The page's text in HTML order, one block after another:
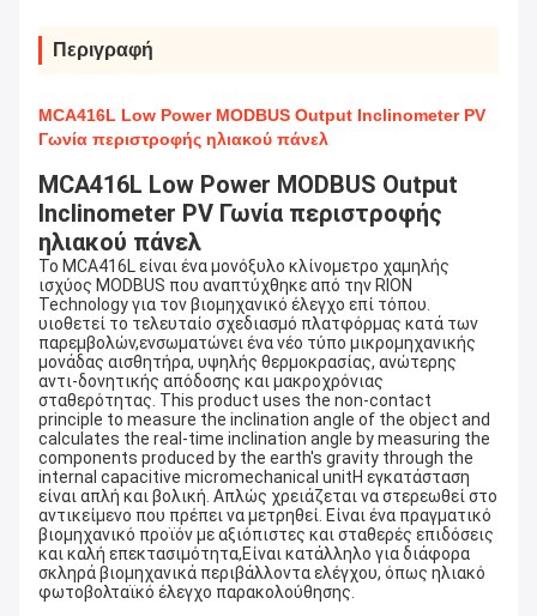
Περιγραφή
MCA416L Low Power MODBUS Output Inclinometer PV
Γωνία περιστροφής ηλιακού πάνελ
MCA416L Low Power MODBUS Output
Inclinometer PV Γωνία περιστροφής
ηλιακού πάνελ
Το MCA416L είναι ένα μονόξυλο κλίνομετρο χαμηλής
ισχύος MODBUS που αναπτύχθηκε από την RION
Technology για τον βιομηχανικό έλεγχο επί τόπου.
υιοθετεί το τελευταίο σχεδιασμό πλατφόρμας κατά των
παρεμβολών,ενσωματώνει ένα νέο τύπο μικρομηχανικής
μονάδας αισθητήρα, υψηλής θερμοκρασίας, ανώτερης
αντι-δονητικής απόδοσης και μακροχρόνιας
σταθερότητας. This product uses the non-contact
principle to measure the inclination angle of the object and
calculates the real-time inclination angle by measuring the
components produced by the earth's gravity through the
internal capacitive micromechanical unitΗ εγκατάσταση
είναι απλή και βολική. Απλώς χρειάζεται να στερεωθεί στο
αντικείμενο που πρέπει να μετρηθεί. Είναι ένα πραγματικό
βιομηχανικό προϊόν με αξιόπιστες και σταθερές επιδόσεις
και καλή επεκτασιμότητα,Είναι κατάλληλο για διάφορα
σκληρά βιομηχανικά περιβάλλοντα ελέγχου, όπως ηλιακό
φωτοβολταϊκό έλεγχο παρακολούθησης.